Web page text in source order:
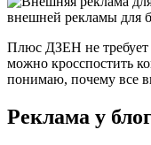
Плюс ДЗЕН не требует
можно кросспостить
понимаю, почему все
Реклама у